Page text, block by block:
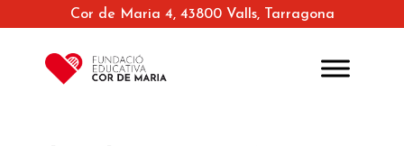
Cor de Maria 4, 43800 Valls, Tarragona